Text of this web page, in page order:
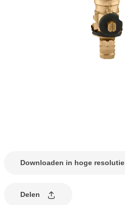
Downloaden in hoge resolutie
Delen